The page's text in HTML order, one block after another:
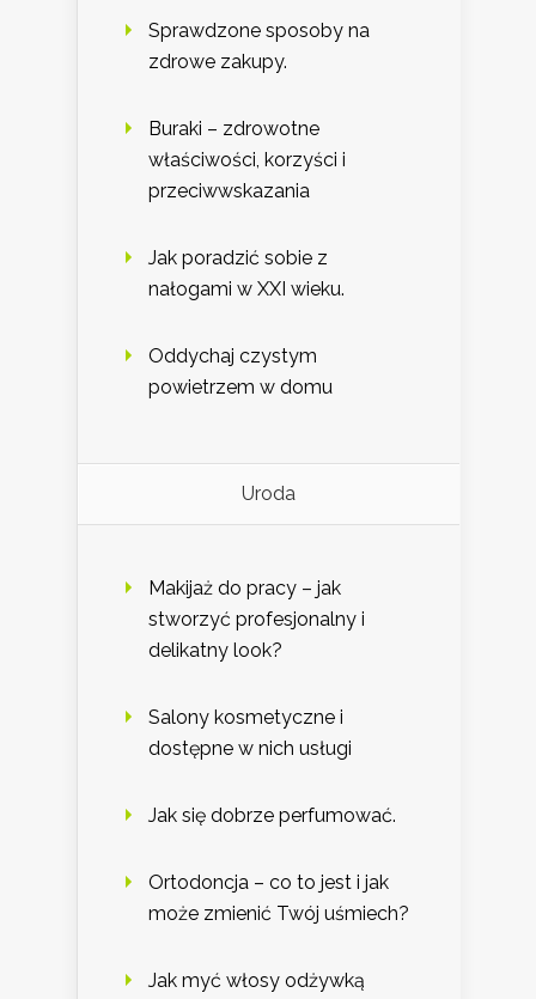
Sprawdzone sposoby na
zdrowe zakupy.
Buraki – zdrowotne
właściwości, korzyści i
przeciwwskazania
Jak poradzić sobie z
nałogami w XXI wieku.
Oddychaj czystym
powietrzem w domu
Uroda
Makijaż do pracy – jak
stworzyć profesjonalny i
delikatny look?
Salony kosmetyczne i
dostępne w nich usługi
Jak się dobrze perfumować.
Ortodoncja – co to jest i jak
może zmienić Twój uśmiech?
Jak myć włosy odżywką